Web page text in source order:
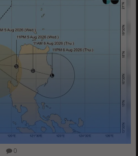
0